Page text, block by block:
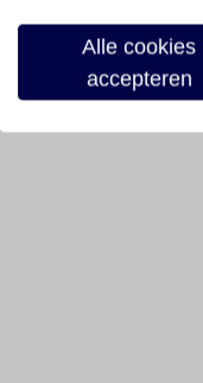
Alle cookies
accepteren